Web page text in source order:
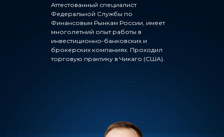
Аттестованный специалист
Федеральной Службы по
Финансовым Рынкам России, имеет
многолетний опыт работы в
инвестиционно-банковских и
брокерских компаниях. Проходил
торговую практику в Чикаго (США).